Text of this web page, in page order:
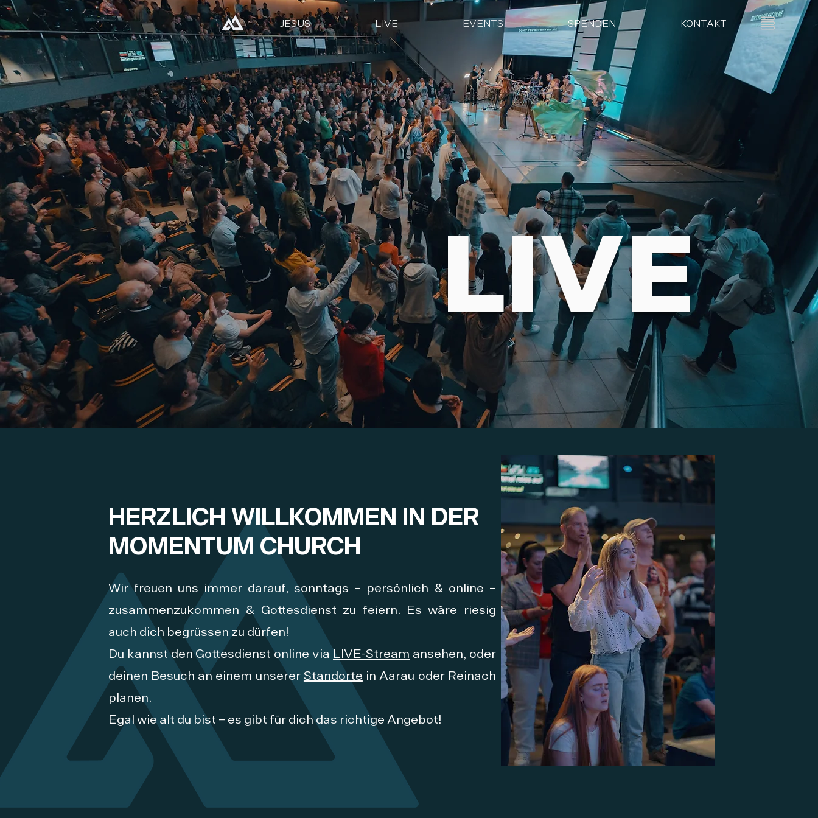
JESUS LIVE EVENTS SPENDEN KONTAKT
LIVE
Wir freuen uns immer darauf, sonntags – persönlich & online –
zusammenzukommen & Gottesdienst zu feiern. Es wäre riesig
auch dich begrüssen zu dürfen!
Du kannst den Gottesdienst online viaLIVE-Stream ansehen, oder
deinen Besuch an einem unserer Standorte in Aarau oder Reinach
planen.
Egal wie alt du bist – es gibt für dich das richtige Angebot!
HERZLICH WILLKOMMEN IN DER
MOMENTUM CHURCH